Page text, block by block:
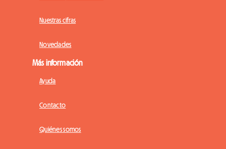
Nuestras cifras
Novedades
Más información
Ayuda
Contacto
Quiénes somos